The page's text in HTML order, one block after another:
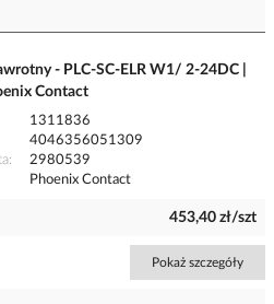
- PLC-SC-ELR W1/ 2-24DC |
Contact
1311836
4046356051309
2980539
Phoenix Contact
453,40 zł/szt
Pokaż szczegóły